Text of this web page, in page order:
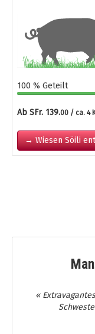
100 % Geteilt
Ab SFr. 139.00 / ca. 4
→ Wiesen Söili
«